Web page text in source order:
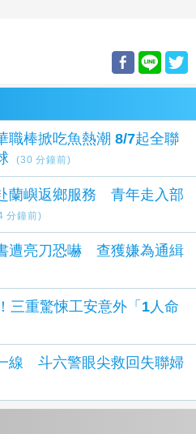
職棒掀吃魚熱潮 8/7起全聯
(30 分鐘前)
蘭嶼返鄉服務 青年走入部
分鐘前)
遭亮刀恐嚇 查獲嫌為通緝
三重驚悚工安意外「1人命
線 斗六警眼尖救回失聯婦